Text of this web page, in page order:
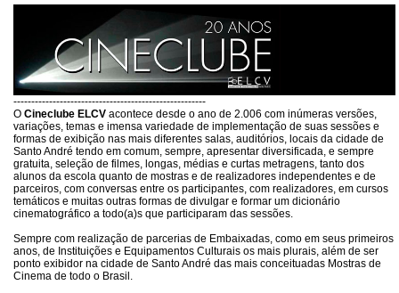
------------------------------------------------------
O Cineclube ELCV acontece desde o ano de 2.006 com inúmeras versões,
variações, temas e imensa variedade de implementação de suas sessões e
formas de exibição nas mais diferentes salas, auditórios, locais da cidade de
Santo André tendo em comum, sempre, apresentar diversificada, e sempre
gratuita, seleção de filmes, longas, médias e curtas metragens, tanto dos
alunos da escola quanto de mostras e de realizadores independentes e de
parceiros, com conversas entre os participantes, com realizadores, em cursos
temáticos e muitas outras formas de divulgar e formar um dicionário
cinematográfico a todo(a)s que participaram das sessões.
Sempre com realização de parcerias de Embaixadas, como em seus primeiros
anos, de Instituições e Equipamentos Culturais os mais plurais, além de ser
ponto exibidor na cidade de Santo André das mais conceituadas Mostras de
Cinema de todo o Brasil.